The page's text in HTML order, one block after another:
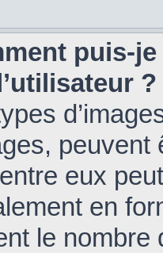
puis-
?
peuvent
eux
en
le